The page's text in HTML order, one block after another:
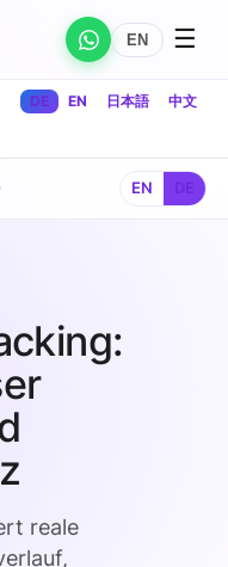
EN ☰
DE EN 日本語 中文
EN
reale